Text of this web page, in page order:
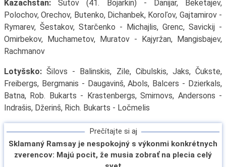
Kazachstan:Šutov (41. Bojarkin) - Danijar, Beketajev,
Polochov, Orechov, Butenko, Dichanbek, Koroľov, Gajtamirov -
Rymarev, Šestakov, Starčenko - Michajlis, Grenc, Savickij -
Omirbekov, Muchametov, Muratov - Kajyržan, Mangisbajev,
Rachmanov
Lotyšsko:Šilovs - Balinskis, Zile, Cibulskis, Jaks, Čukste,
Freibergs, Bergmanis - Daugavinš, Abols, Balcers - Dzierkals,
Batna, Rob. Bukarts - Krastenbergs, Smirnovs, Andersons -
Indrašis, Džerinš, Rich. Bukarts - Ločmelis
Prečítajte si aj
Sklamaný Ramsay je nespokojný s výkonmi konkrétnych
zverencov: Majú pocit, že musia zobrať na plecia celý